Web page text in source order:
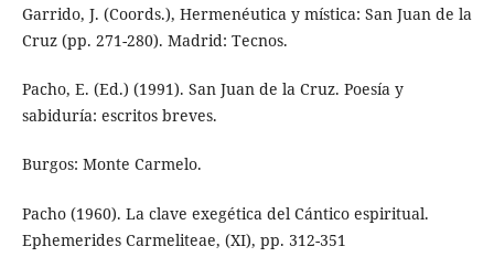
Garrido, J. (Coords.), Hermenéutica y mística: San Juan de la
Cruz (pp. 271-280). Madrid: Tecnos.
Pacho, E. (Ed.) (1991). San Juan de la Cruz. Poesía y
sabiduría: escritos breves.
Burgos: Monte Carmelo.
Pacho (1960). La clave exegética del Cántico espiritual.
Ephemerides Carmeliteae, (XI), pp. 312-351